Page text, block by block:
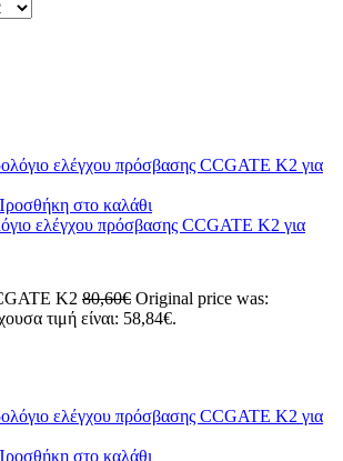
στο καλάθι
ελέγχου πρόσβασης CCGATE K2 για
K2 80,60€ Original price was:
τιμή είναι: 58,84€.
στο καλάθι